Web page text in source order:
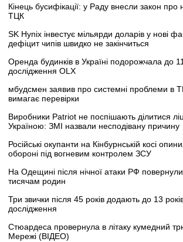
Кінець бусифікації: у Раду внесли закон про
ТЦК
SK Hynix інвестує мільярди доларів у нові
дефіцит чипів швидко не закінчиться
Оренда будинків в Україні подорожчала до
дослідження OLX
мбудсмен заявив про системні проблеми в
вимагає перевірки
Виробники Patriot не поспішають ділитися
Україною: ЗМІ назвали несподівану причину
Російські окупанти на Кінбурнській косі
обороні під вогневим контролем ЗСУ
На Одещині після нічної атаки РФ
тисячам родин
Три звички після 45 років додають до 13
дослідження
Стюардеса провернула в літаку кумедний
Мережі (ВІДЕО)